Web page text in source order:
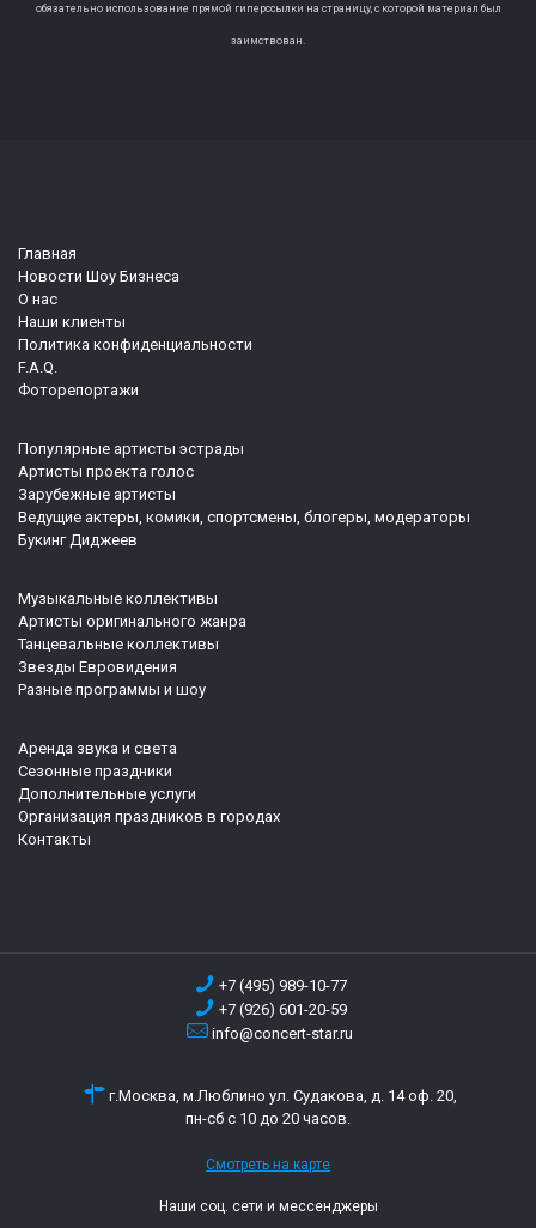
обязательно использование прямой гиперссылки на страницу, с которой материал был
заимствован.
Главная
Новости Шоу Бизнеса
О нас
Наши клиенты
Политика конфиденциальности
F.A.Q.
Фоторепортажи
Популярные артисты эстрады
Артисты проекта голос
Зарубежные артисты
Ведущие актеры, комики, спортсмены, блогеры, модераторы
Букинг Диджеев
Музыкальные коллективы
Артисты оригинального жанра
Танцевальные коллективы
Звезды Евровидения
Разные программы и шоу
Аренда звука и света
Сезонные праздники
Дополнительные услуги
Организация праздников в городах
Контакты
+7 (495) 989-10-77
+7 (926) 601-20-59
info@concert-star.ru
г.Москва, м.Люблино ул. Судакова, д. 14 оф. 20,
пн-сб с 10 до 20 часов.
Смотреть на карте
Наши соц. сети и мессенджеры